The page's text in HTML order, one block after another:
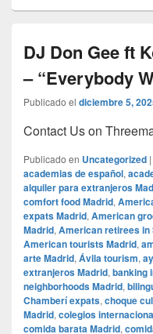
DJ Don Gee ft
– “Everybody
Publicado el diciembre 5,
Contact Us on
Publicado en Uncategorized |
academias de español,
alquiler para extranjeros
comfort food Madrid,
expats Madrid, American
Madrid, American retirees in
American tourists Madrid,
arte Madrid, Ávila tourism,
extranjeros Madrid, banking
neighborhoods Madrid,
Chamberí expats, choque
Madrid, colegios
comida barata Madrid,